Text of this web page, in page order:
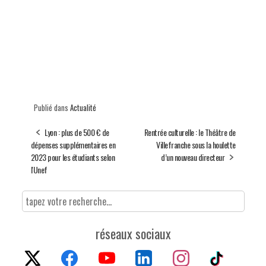
Publié dans Actualité
Lyon : plus de 500 € de
dépenses supplémentaires en
2023 pour les étudiants selon
l'Unef
Rentrée culturelle : le Théâtre de
Villefranche sous la houlette
d’un nouveau directeur
réseaux sociaux